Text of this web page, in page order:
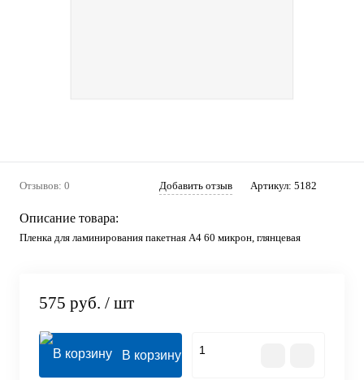
Отзывов: 0 Добавить отзыв Артикул: 5182
Описание товара:
Пленка для ламинирования пакетная А4 60 микрон, глянцевая
575 руб. / шт
В корзину